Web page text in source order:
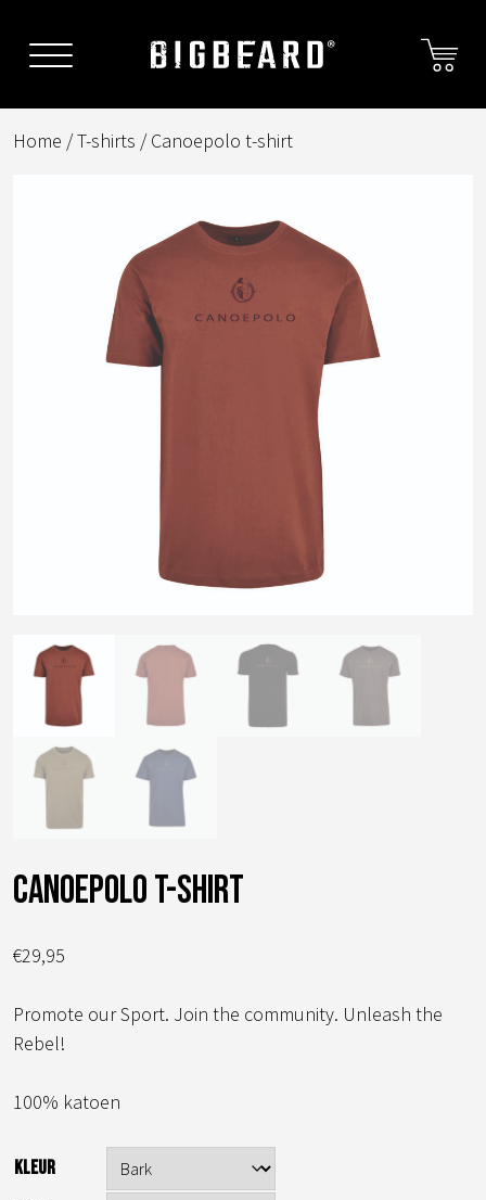
content
Home /T-shirts / Canoepolo t-shirt
Canoepolo t-shirt
€29,95
Promote our Sport. Join the community. Unleash the
Rebel!
100% katoen
KLEUR